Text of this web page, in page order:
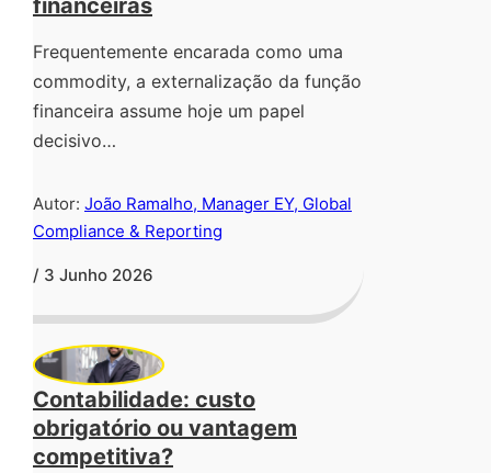
Frequentemente encarada como uma
commodity, a externalização da função
financeira assume hoje um papel
decisivo…
Autor: João Ramalho, Manager EY, Global
Compliance & Reporting
/ 3 Junho 2026
Contabilidade: custo
obrigatório ou vantagem
competitiva?